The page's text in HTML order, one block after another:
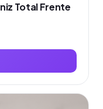
Total Frente